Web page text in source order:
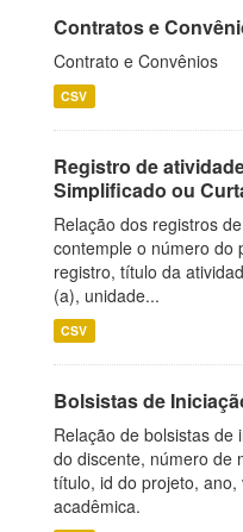
Contratos e
Contrato e Convênios
CSV
Registro de
Simplificado ou
Relação dos registros
contemple o número do
registro, título da
(a), unidade...
CSV
Bolsistas de
Relação de bolsistas de
do discente, número de
título, id do projeto,
acadêmica.